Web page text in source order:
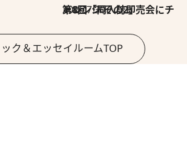
2026.7.30
第8回「同人誌即売会にチャレンジ その2」
ク＆エッセイルームTOP